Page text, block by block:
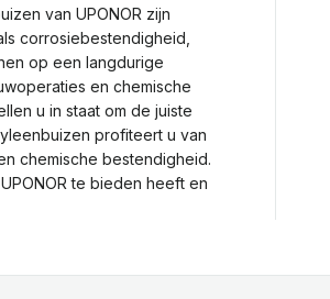
van UPONOR zijn
corrosiebestendigheid,
op een langdurige
en chemische
u in staat om de juiste
profiteert u van
chemische bestendigheid.
te bieden heeft en